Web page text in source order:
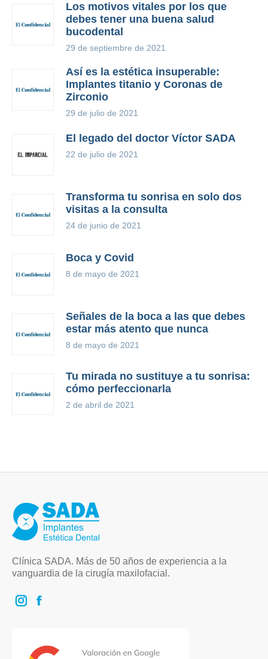
Los motivos vitales por los que
debes tener una buena salud
bucodental
29 de septiembre de 2021
Así es la estética insuperable:
Implantes titanio y Coronas de
Zirconio
29 de julio de 2021
El legado del doctor Víctor SADA
22 de julio de 2021
Transforma tu sonrisa en solo dos
visitas a la consulta
24 de junio de 2021
Boca y Covid
8 de mayo de 2021
Señales de la boca a las que debes
estar más atento que nunca
8 de mayo de 2021
Tu mirada no sustituye a tu sonrisa:
cómo perfeccionarla
2 de abril de 2021
Clínica SADA. Más de 50 años de experiencia a la
vanguardia de la cirugía maxilofacial.
InstagramFacebook
in